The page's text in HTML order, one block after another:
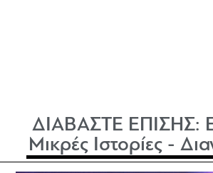
ΔΙΑΒΑΣΤΕ ΕΠΙΣΗΣ:
Μικρές Ιστορίες -